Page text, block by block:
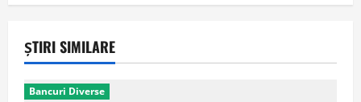
ȘTIRI SIMILARE
Bancuri Diverse